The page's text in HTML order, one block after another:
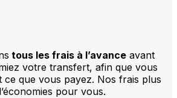
tous les frais à l’avance avant
votre transfert, afin que vous
ce que vous payez. Nos frais plus
pour vous.